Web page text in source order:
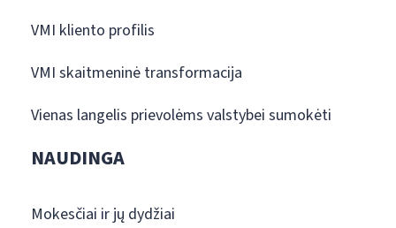
VMI kliento profilis
VMI skaitmeninė transformacija
Vienas langelis prievolėms valstybei sumokėti
NAUDINGA
Mokesčiai ir jų dydžiai